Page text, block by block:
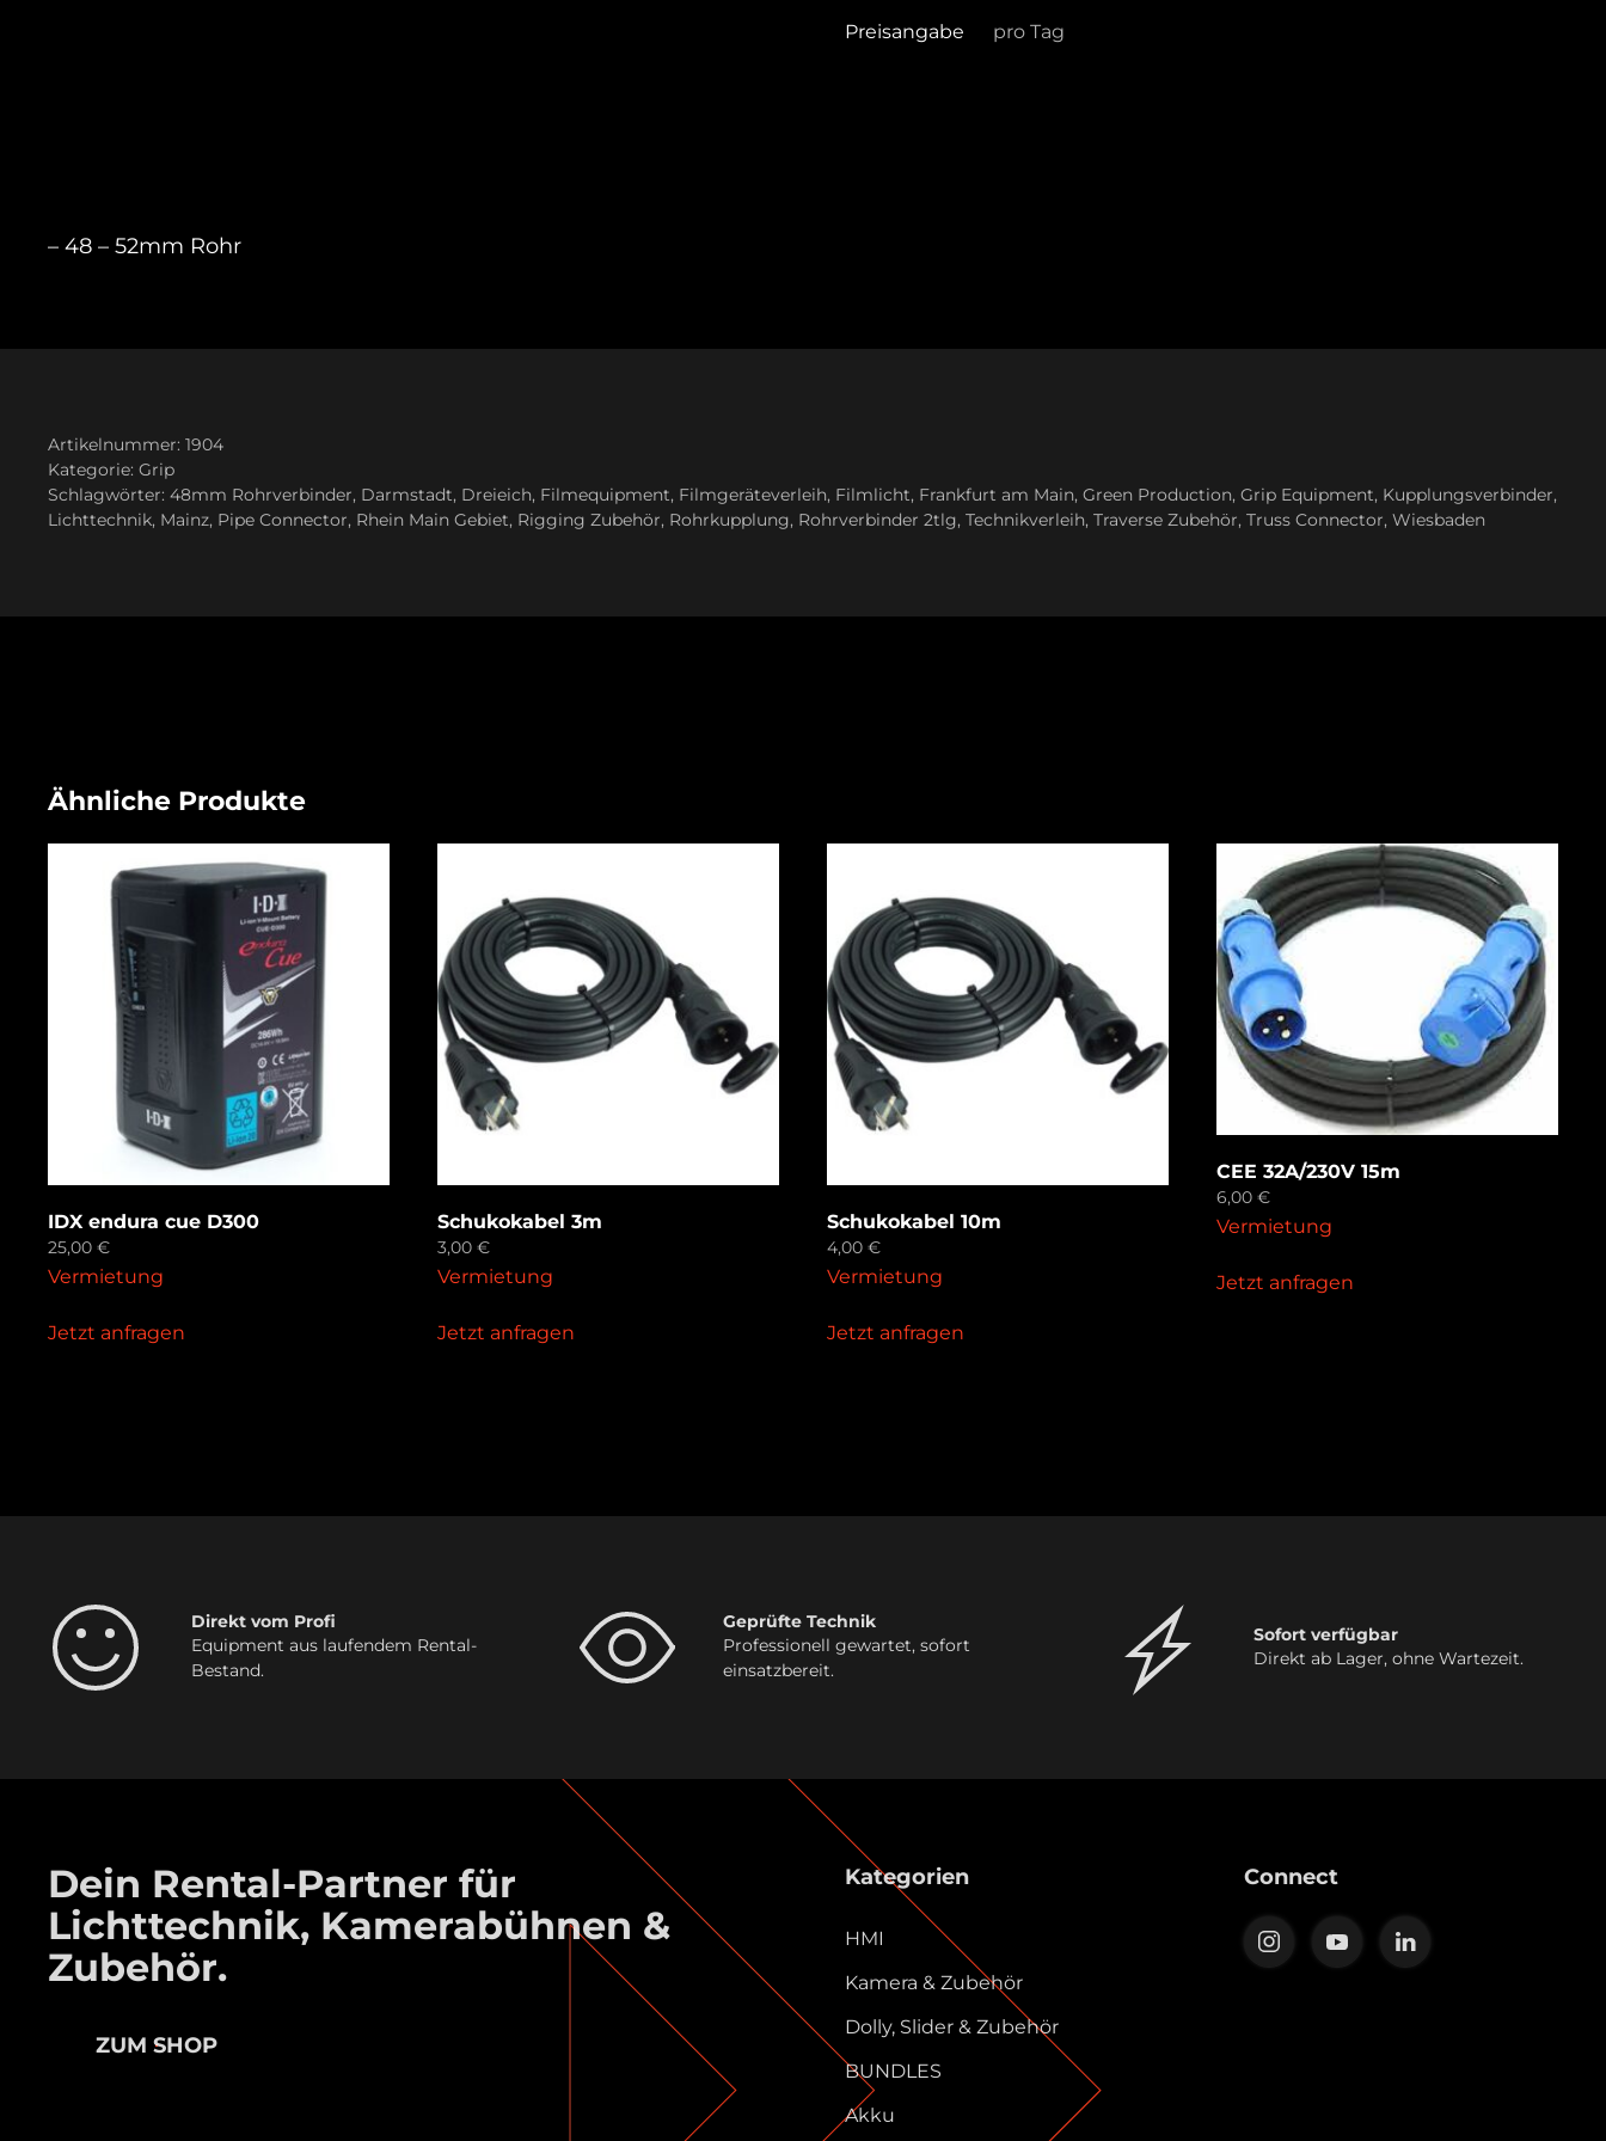
Preisangabe pro Tag
– 48 – 52mm Rohr
Artikelnummer: 1904
Kategorie: Grip
Schlagwörter: 48mm Rohrverbinder, Darmstadt, Dreieich, Filmequipment, Filmgeräteverleih, Filmlicht, Frankfurt am Main, Green Production, Grip Equipment, Kupplungsverbinder,
Lichttechnik, Mainz, Pipe Connector, Rhein Main Gebiet, Rigging Zubehör, Rohrkupplung, Rohrverbinder 2tlg, Technikverleih, Traverse Zubehör, Truss Connector, Wiesbaden
Ähnliche Produkte
IDX endura cue D300
25,00 €
Vermietung
Jetzt anfragen
Schukokabel 3m
3,00 €
Vermietung
Jetzt anfragen
Schukokabel 10m
4,00 €
Vermietung
Jetzt anfragen
CEE 32A/230V 15m
6,00 €
Vermietung
Jetzt anfragen
Direkt vom Profi
Equipment aus laufendem Rental-
Bestand.
Geprüfte Technik
Professionell gewartet, sofort
einsatzbereit.
Sofort verfügbar
Direkt ab Lager, ohne Wartezeit.
Dein Rental-Partner für
Lichttechnik, Kamerabühnen &
Zubehör.
ZUM SHOP
Kategorien
HMI
Kamera & Zubehör
Dolly, Slider & Zubehör
BUNDLES
Akku
Connect